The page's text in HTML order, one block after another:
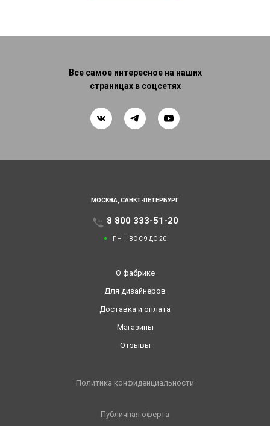
Все самое интересное на наших
страницах в соцсетях
МОСКВА, САНКТ-ПЕТЕРБУРГ
8 800 333-51-20
ПН — ВС С 9 ДО 20
О фабрике
Для дизайнеров
Доставка и оплата
Магазины
Отзывы
Политика конфиденциальности
Публичная оферта